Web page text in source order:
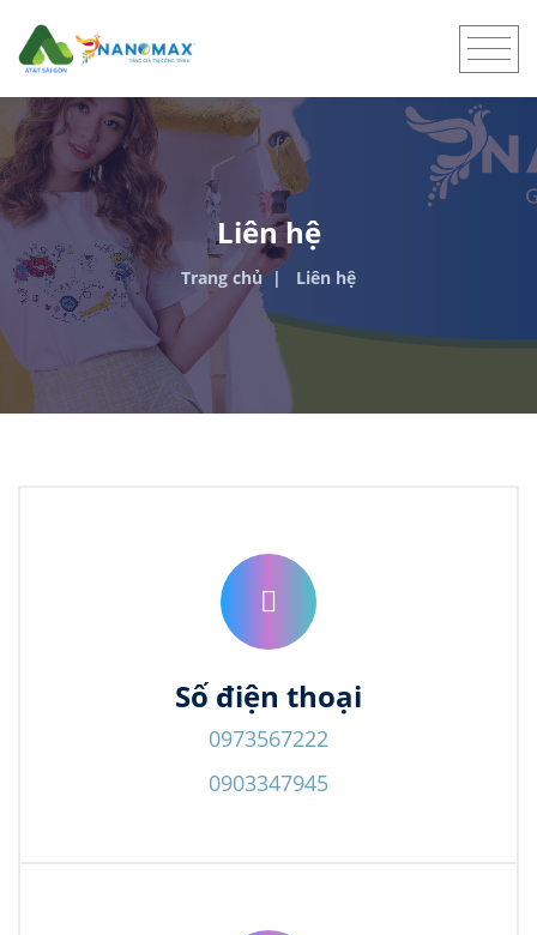
Liên hệ
Trang chủ Liên hệ
Số điện thoại
0973567222
0903347945